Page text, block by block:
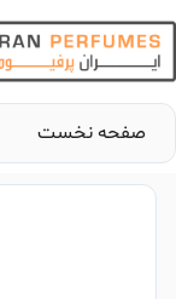
صفحه نخست